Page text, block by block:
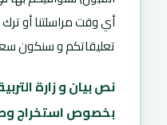
أي وقت مراسلتنا أو
تعليقاتكم و سنكون
نص بيان و زارة
بخصوص استخراج